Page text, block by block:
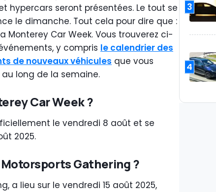
hypercars seront présentées. Le tout se
le dimanche. Tout cela pour dire que :
Car Week. Vous trouverez ci-
y compris le calendrier des
de nouveaux véhicules que vous
long de la semaine.
Car Week ?
le vendredi 8 août et se
2025.
Gathering ?
a lieu sur le vendredi 15 août 2025,
3
4